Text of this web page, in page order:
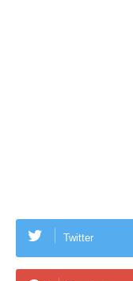
Twitter